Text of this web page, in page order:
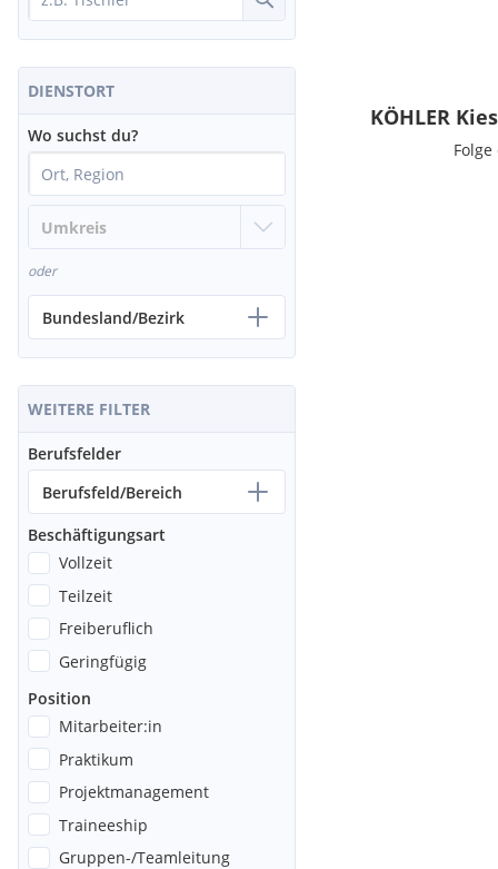
DIENSTORT
Wo suchst du?
oder
Bundesland/Bezirk
WEITERE FILTER
Berufsfelder
Berufsfeld/Bereich
Beschäftigungsart
Vollzeit
Teilzeit
Freiberuflich
Geringfügig
Position
Mitarbeiter:in
Praktikum
Projektmanagement
Traineeship
Gruppen-/Teamleitung
KÖHLER